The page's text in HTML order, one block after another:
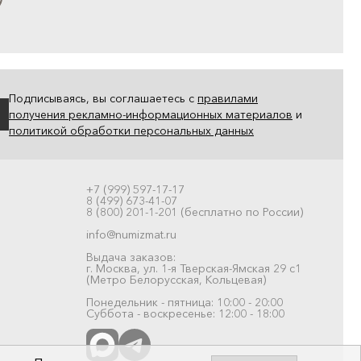
Подписываясь, вы соглашаетесь с правилами
получения рекламно-информационных материалов и
политикой обработки персональных данных
+7 (999) 597-17-17
8 (499) 673-41-07
8 (800) 201-1-201 (бесплатно по России)
info@numizmat.ru
Выдача заказов:
г. Москва, ул. 1-я Тверская-Ямская 29 с1
(Метро Белорусская, Кольцевая)
Понедельник - пятница: 10:00 - 20:00
Суббота - воскресенье: 12:00 - 18:00